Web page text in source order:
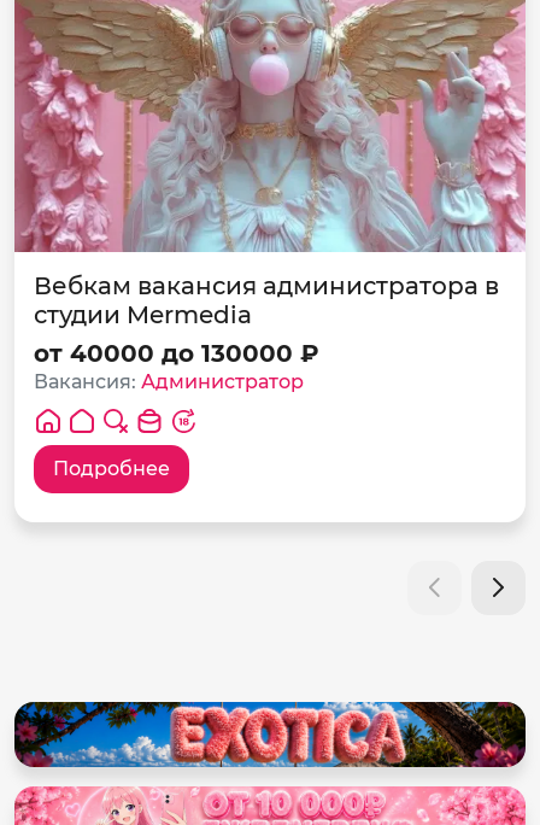
Вебкам вакансия администратора в
студии Mermedia
от 40000 до 130000 ₽
Вакансия: Администратор
Подробнее